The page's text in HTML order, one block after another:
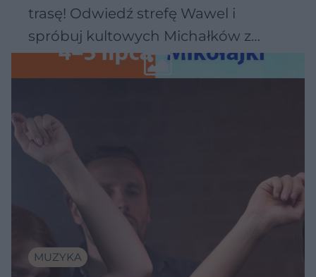
trasę! Odwiedź strefę Wawel i
spróbuj kultowych Michałków z
Wawelu
MUZYKA